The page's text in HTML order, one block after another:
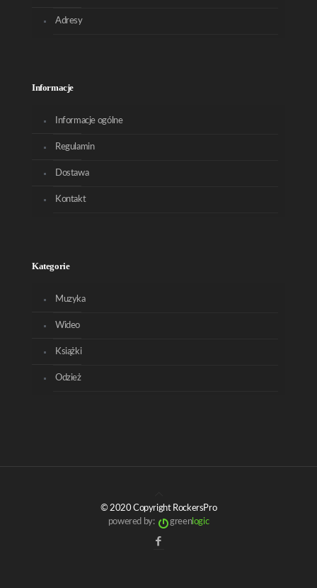
Adresy
Informacje
Informacje ogólne
Regulamin
Dostawa
Kontakt
Kategorie
Muzyka
Wideo
Książki
Odzież
© 2020 Copyright RockersPro
powered by:
greenlogic